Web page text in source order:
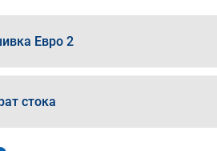
Евро 2
стока